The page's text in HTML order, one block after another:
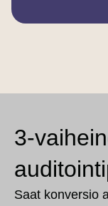
3-
Saat konversio